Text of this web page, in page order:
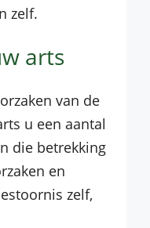
zelf.
arts
van de
u een aantal
die betrekking
en
zelf,